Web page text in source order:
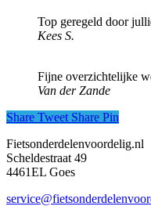
Top geregeld door
Kees S.
Fijne overzichtelijke
Van der Zande
Share Tweet Share Pin
Fietsonderdelenvoordelig.nl
Scheldestraat 49
4461EL Goes